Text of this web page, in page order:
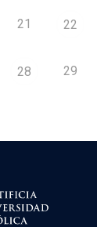
21 22
28 29